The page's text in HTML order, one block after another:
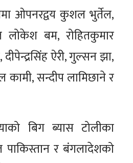
ओपनरद्वय कुशल भुर्तेल,
बम, रोहितकुमार
ऐरी, गुल्सन झा,
सन्दीप लामिछाने र
बिग ब्यास टोलीका
पाकिस्तान र बंगलादेशको